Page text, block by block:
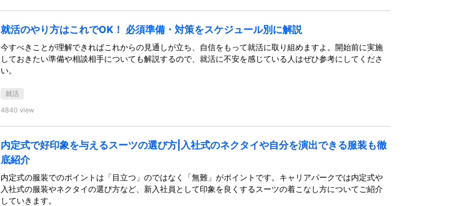
就活のやり方はこれでOK！ 必須準備・対策をスケジュール別に解説
今すべきことが理解できればこれからの見通しが立ち、自信をもって就活に取り組めますよ。開始前に実施
しておきたい準備や相談相手についても解説するので、就活に不安を感じている人はぜひ参考にしてくださ
い。
就活
4840 view
内定式で好印象を与えるスーツの選び方|入社式のネクタイや自分を演出できる服装も徹
底紹介
内定式の服装でのポイントは「目立つ」のではなく「無難」がポイントです。キャリアパークでは内定式や
入社式の服装やネクタイの選び方など、新入社員として印象を良くするスーツの着こなし方についてご紹介
していきます。